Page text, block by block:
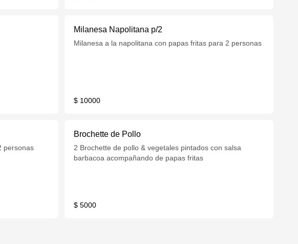
Milanesa Napolitana p/2
Milanesa a la napolitana con papas fritas para 2 personas
$ 10000
personas
Brochette de Pollo
2 Brochette de pollo & vegetales pintados con salsa
barbacoa acompañando de papas fritas
$ 5000